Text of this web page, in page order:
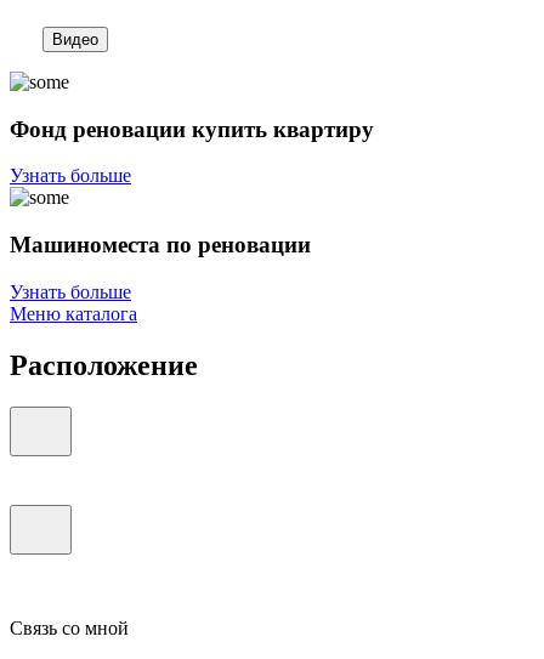
Видео
Фонд реновации купить квартиру
Узнать больше
Машиноместа по реновации
Узнать больше
Меню каталога
Расположение
Связь со мной